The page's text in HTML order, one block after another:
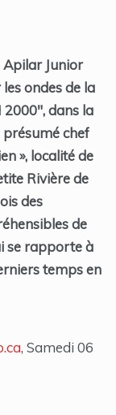
Apilar Junior
ondes de la
dans la
présumé chef
», localité de
Rivière de
des
de
se rapporte à
temps en
, Samedi 06